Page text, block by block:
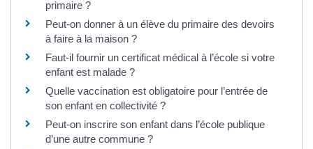
primaire ?
Peut-on donner à un élève du primaire des devoirs
à faire à la maison ?
Faut-il fournir un certificat médical à l’école si votre
enfant est malade ?
Quelle vaccination est obligatoire pour l’entrée de
son enfant en collectivité ?
Peut-on inscrire son enfant dans l’école publique
d’une autre commune ?